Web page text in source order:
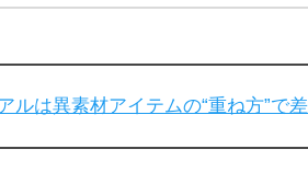
ルは異素材アイテムの“重ね方”で